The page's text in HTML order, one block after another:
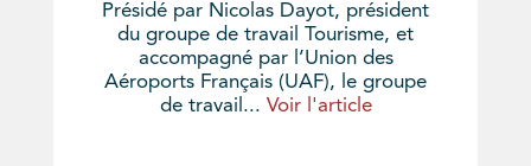
Présidé par Nicolas Dayot, président
du groupe de travail Tourisme, et
accompagné par l’Union des
Aéroports Français (UAF), le groupe
de travail... Voir l'article